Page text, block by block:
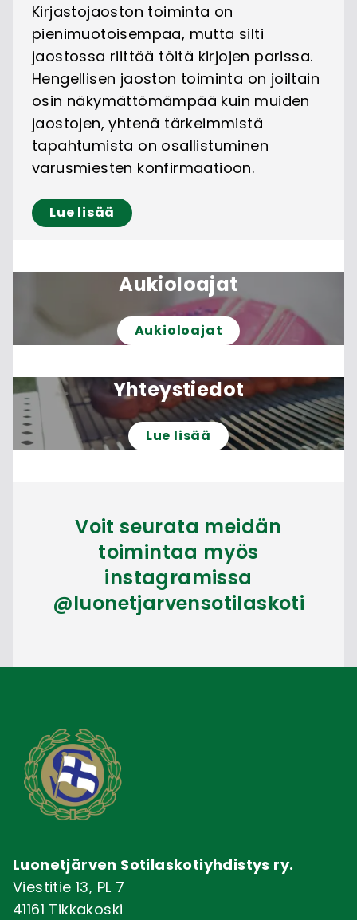
Kirjastojaoston toiminta on
pienimuotoisempaa, mutta silti
jaostossa riittää töitä kirjojen parissa.
Hengellisen jaoston toiminta on joiltain
osin näkymättömämpää kuin muiden
jaostojen, yhtenä tärkeimmistä
tapahtumista on osallistuminen
varusmiesten konfirmaatioon.
Lue lisää
Aukioloajat
Aukioloajat
Yhteystiedot
Lue lisää
Voit seurata meidän
toimintaa myös
instagramissa
@luonetjarvensotilaskoti
Luonetjärven Sotilaskotiyhdistys ry.
Viestitie 13, PL 7
41161 Tikkakoski